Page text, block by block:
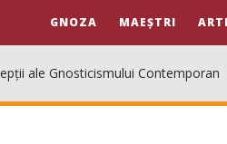
GNOZA MAEȘTRI
ale Gnosticismului Contemporan